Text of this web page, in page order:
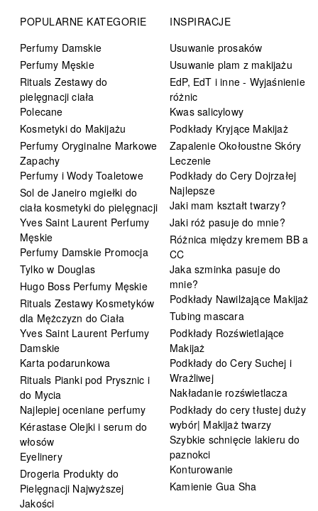
POPULARNE KATEGORIE
Perfumy Damskie
Perfumy Męskie
Rituals Zestawy do
pielęgnacji ciała
Polecane
Kosmetyki do Makijażu
Perfumy Oryginalne Markowe
Zapachy
Perfumy i Wody Toaletowe
Sol de Janeiro mgiełki do
ciała kosmetyki do pielęgnacji
Yves Saint Laurent Perfumy
Męskie
Perfumy Damskie Promocja
Tylko w Douglas
Hugo Boss Perfumy Męskie
Rituals Zestawy Kosmetyków
dla Mężczyzn do Ciała
Yves Saint Laurent Perfumy
Damskie
Karta podarunkowa
Rituals Pianki pod Prysznic i
do Mycia
Najlepiej oceniane perfumy
Kérastase Olejki i serum do
włosów
Eyelinery
Drogeria Produkty do
Pielęgnacji Najwyższej
Jakości
INSPIRACJE
Usuwanie prosaków
Usuwanie plam z makijażu
EdP, EdT i inne - Wyjaśnienie
różnic
Kwas salicylowy
Podkłady Kryjące Makijaż
Zapalenie Okołoustne Skóry
Leczenie
Podkłady do Cery Dojrzałej
Najlepsze
Jaki mam kształt twarzy?
Jaki róż pasuje do mnie?
Różnica między kremem BB a
CC
Jaka szminka pasuje do
mnie?
Podkłady Nawilżające Makijaż
Tubing mascara
Podkłady Rozświetlające
Makijaż
Podkłady do Cery Suchej i
Wrażliwej
Nakładanie rozświetlacza
Podkłady do cery tłustej duży
wybór| Makijaż twarzy
Szybkie schnięcie lakieru do
paznokci
Konturowanie
Kamienie Gua Sha